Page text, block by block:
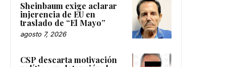
Sheinbaum exige aclarar
injerencia de EU en
traslado de “El Mayo”
agosto 7, 2026
CSP descarta motivación